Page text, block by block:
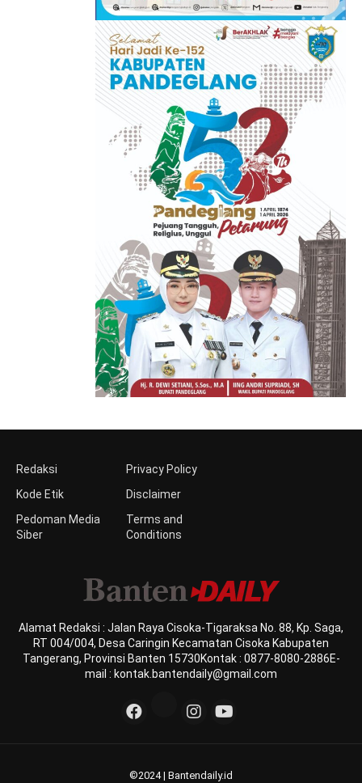
Redaksi
Kode Etik
Pedoman Media
Siber
Privacy Policy
Disclaimer
Terms and
Conditions
Alamat Redaksi : Jalan Raya Cisoka-Tigaraksa No. 88, Kp. Saga,
RT 004/004, Desa Caringin Kecamatan Cisoka Kabupaten
Tangerang, Provinsi Banten 15730Kontak : 0877-8080-2886E-
mail : kontak.bantendaily@gmail.com
©2024 | Bantendaily.id